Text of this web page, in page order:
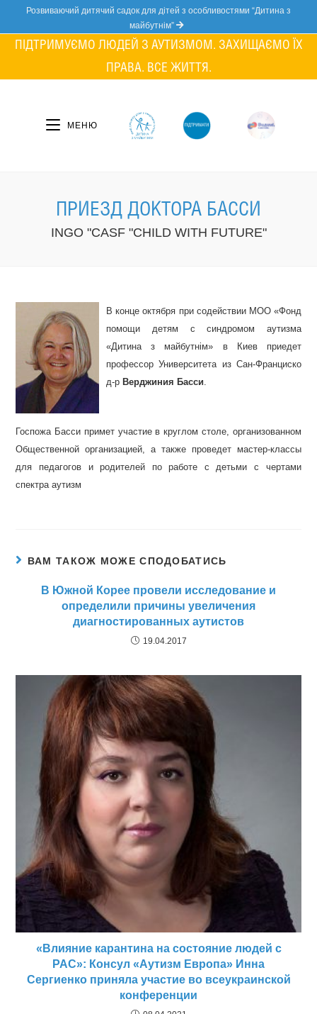
content
Розвиваючий дитячий садок для дітей з особливостями “Дитина з
майбутнім”
ПІДТРИМУЄМО ЛЮДЕЙ З АУТИЗМОМ. ЗАХИЩАЄМО ЇХ
ПРАВА. ВСЕ ЖИТТЯ.
МЕНЮ
ПРИЕЗД ДОКТОРА БАССИ
INGO "CASF "CHILD WITH FUTURE"
В конце октября при содействии МОО «Фонд
помощи детям с синдромом аутизма
«Дитина з майбутнім» в Киев приедет
профессор Университета из Сан-Франциско
д-р Верджиния Басси.
Госпожа Басси примет участие в круглом столе, организованном
Общественной организацией, а также проведет мастер-классы
для педагогов и родителей по работе с детьми с чертами
спектра аутизм
ВАМ ТАКОЖ МОЖЕ СПОДОБАТИСЬ
В Южной Корее провели исследование и
определили причины увеличения
диагностированных аутистов
19.04.2017
«Влияние карантина на состояние людей с
РАС»: Консул «Аутизм Европа» Инна
Сергиенко приняла участие во всеукраинской
конференции